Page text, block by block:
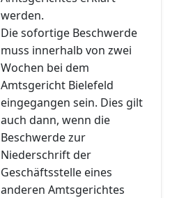
werden.
Die sofortige Beschwerde
muss innerhalb von zwei
Wochen bei dem
Amtsgericht Bielefeld
eingegangen sein. Dies gilt
auch dann, wenn die
Beschwerde zur
Niederschrift der
Geschäftsstelle eines
anderen Amtsgerichtes